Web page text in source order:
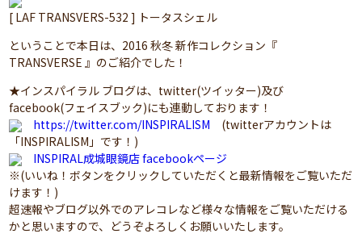
[ LAF TRANSVERS-532 ] トータスシェル
ということで本日は、2016 秋冬 新作コレクション『
TRANSVERSE 』のご紹介でした！
★インスパイラル ブログは、twitter(ツイッター)及び
facebook(フェイスブック)にも連動しております！
https://twitter.com/INSPIRALISM (twitterアカウントは
「INSPIRALISM」です！)
INSPIRAL成城眼鏡店 facebookページ
※(いいね！ボタンをクリックしていただくと最新情報をご覧いただ
けます！)
超速報やブログ以外でのアレコレなど様々な情報をご覧いただける
かと思いますので、どうぞよろしくお願いいたします。